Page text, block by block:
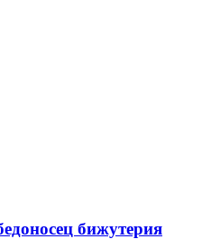
бижутерия